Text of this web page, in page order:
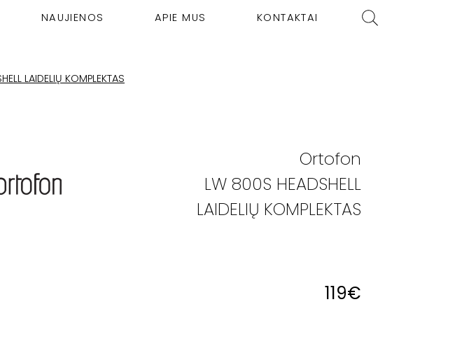
NAUJIENOS APIE MUS KONTAKTAI
LAIDELIŲ KOMPLEKTAS
Ortofon
LW 800S HEADSHELL
LAIDELIŲ KOMPLEKTAS
119€